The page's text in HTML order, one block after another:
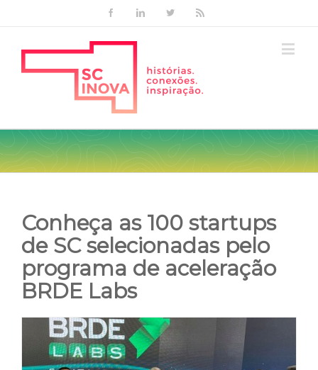
FacebookLinkedinTwitter
Conheça as 100 startups
de SC selecionadas pelo
programa de aceleração
BRDE Labs
Larger
Image